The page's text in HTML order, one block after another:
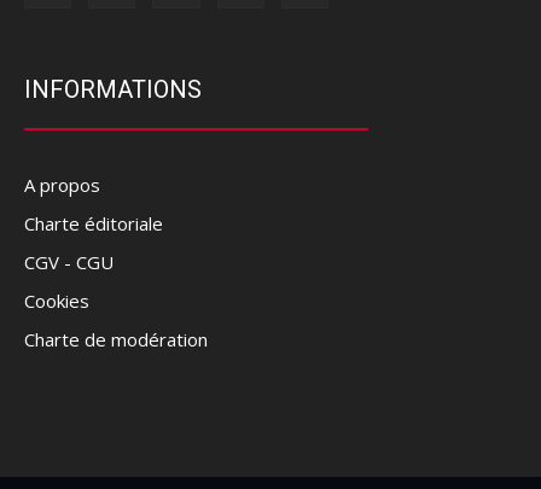
INFORMATIONS
A propos
Charte éditoriale
CGV - CGU
Cookies
Charte de modération